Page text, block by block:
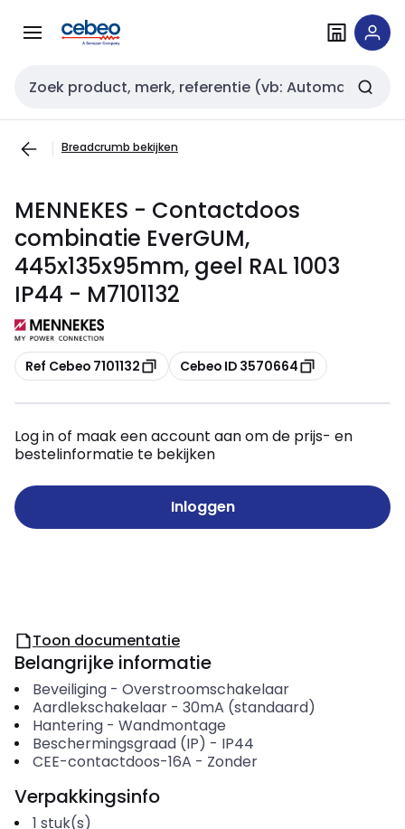
naar
naar
Zoekveld invoer
Breadcrumb bekijken
MENNEKES - Contactdoos
combinatie EverGUM,
445x135x95mm, geel RAL 1003
IP44 - M7101132
Kopiëren
Ref Cebeo 7101132 Kopiëren
Cebeo ID 3570664
Log in of maak een account aan om de prijs- en
bestelinformatie te bekijken
Inloggen
Toon documentatie
Belangrijke informatie
Beveiliging- Overstroomschakelaar
Aardlekschakelaar- 30mA (standaard)
Hantering- Wandmontage
Beschermingsgraad (IP) - IP44
CEE-contactdoos-16A - Zonder
Verpakkingsinfo
1 stuk(s)